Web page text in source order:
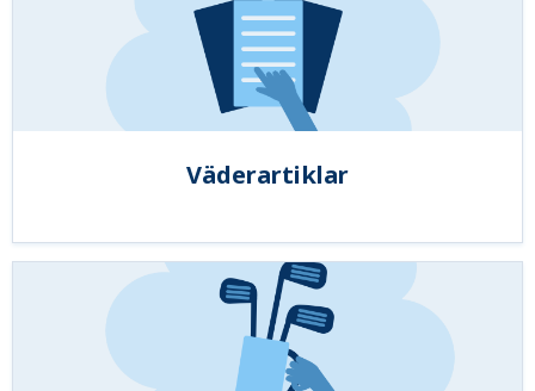
Väderartiklar